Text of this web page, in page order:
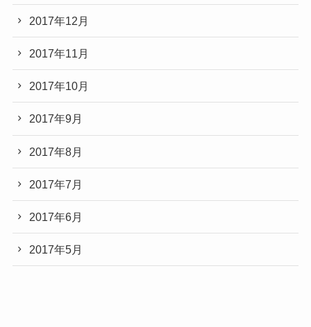
2017年12月
2017年11月
2017年10月
2017年9月
2017年8月
2017年7月
2017年6月
2017年5月